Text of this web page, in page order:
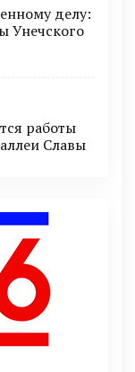
делу:
Унечского
работы
Славы